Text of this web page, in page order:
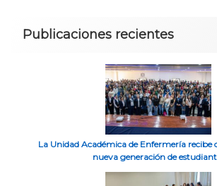
Publicaciones recientes
La Unidad Académica de Enfermería recibe
nueva generación de